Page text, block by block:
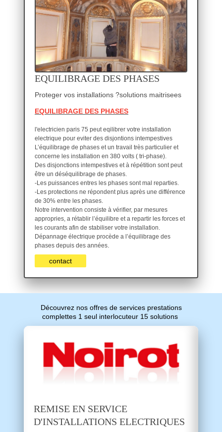
EQUILIBRAGE DES PHASES
Proteger vos installations ?solutions maitrisees
EQUILIBRAGE DES PHASES
l'electricien paris 75 peut eqilibrer votre installation
electrique pour eviter des disjontions intempestives
L’équilibrage de phases et un travail très particulier et
concerne les installation en 380 volts ( tri-phase).
Des disjonctions intempestives et à répétition sont peut
être un déséquilibrage de phases.
-Les puissances entres les phases sont mal reparties.
-Les protections ne répondent plus après une différence
de 30% entre les phases.
Notre intervention consiste à vérifier, par mesures
appropries, a rétablir l’équilibre et a repartir les forces et
les courants afin de stabiliser votre installation.
Dépannage électrique procède a l’équilibrage des
phases depuis des années
contact
Découvrez nos offres de services prestations
complettes 1 seul interlocuteur 15 solutions
REMISE EN SERVICE
D'INSTALLATIONS ELECTRIQUES